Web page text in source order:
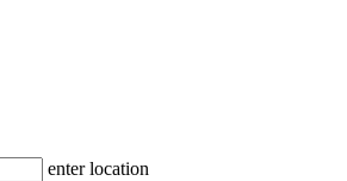
enter location